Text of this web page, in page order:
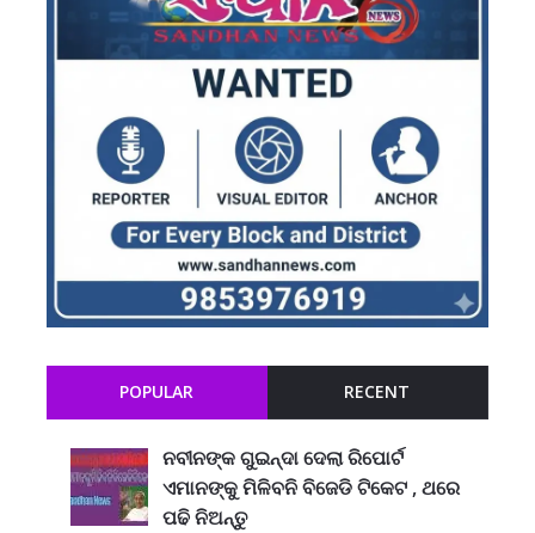
POPULAR RECENT
ନବୀନଙ୍କ ଗୁଇନ୍ଦା ଦେଲା ରିପୋର୍ଟ
ଏମାନଙ୍କୁ ମିଳିବନି ବିଜେଡି ଟିକେଟ , ଥରେ
ପଢି ନିଅନ୍ତୁ